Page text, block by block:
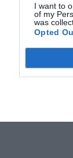
I want to
of my
was
Opted